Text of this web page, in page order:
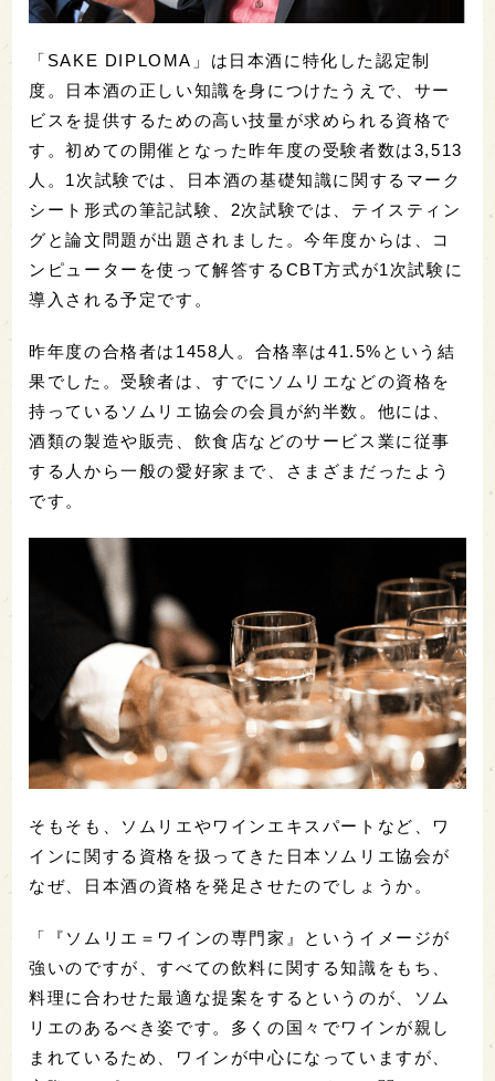
「SAKE DIPLOMA」は日本酒に特化した認定制
度。日本酒の正しい知識を身につけたうえで、サー
ビスを提供するための高い技量が求められる資格で
す。初めての開催となった昨年度の受験者数は3,513
人。1次試験では、日本酒の基礎知識に関するマーク
シート形式の筆記試験、2次試験では、テイスティン
グと論文問題が出題されました。今年度からは、コ
ンピューターを使って解答するCBT方式が1次試験に
導入される予定です。
昨年度の合格者は1458人。合格率は41.5%という結
果でした。受験者は、すでにソムリエなどの資格を
持っているソムリエ協会の会員が約半数。他には、
酒類の製造や販売、飲食店などのサービス業に従事
する人から一般の愛好家まで、さまざまだったよう
です。
そもそも、ソムリエやワインエキスパートなど、ワ
インに関する資格を扱ってきた日本ソムリエ協会が
なぜ、日本酒の資格を発足させたのでしょうか。
「『ソムリエ＝ワインの専門家』というイメージが
強いのですが、すべての飲料に関する知識をもち、
料理に合わせた最適な提案をするというのが、ソム
リエのあるべき姿です。多くの国々でワインが親し
まれているため、ワインが中心になっていますが、